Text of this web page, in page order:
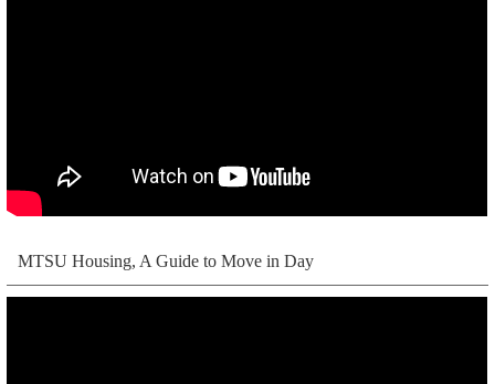
MTSU Housing, A Guide to Move in Day